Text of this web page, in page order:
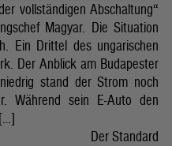
vollständigen Abschaltung“
Magyar. Die Situation
Ein Drittel des ungarischen
Der Anblick am Budapester
stand der Strom noch
Während sein E-Auto den
Der Standard